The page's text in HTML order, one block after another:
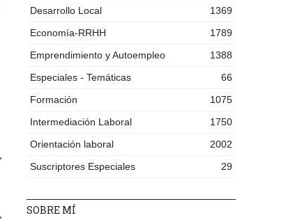
Desarrollo Local
1369
Economía-RRHH
1789
Emprendimiento y Autoempleo
1388
Especiales - Temáticas
66
Formación
1075
Intermediación Laboral
1750
Orientación laboral
2002
Suscriptores Especiales
29
SOBRE MÍ